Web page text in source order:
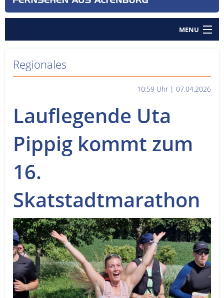
MENU
Nachrichten
Sendungen
Sender
Werbung
Regionales
10:59 Uhr | 07.04.2026
Lauflegende Uta
Pippig kommt zum
16.
Skatstadtmarathon